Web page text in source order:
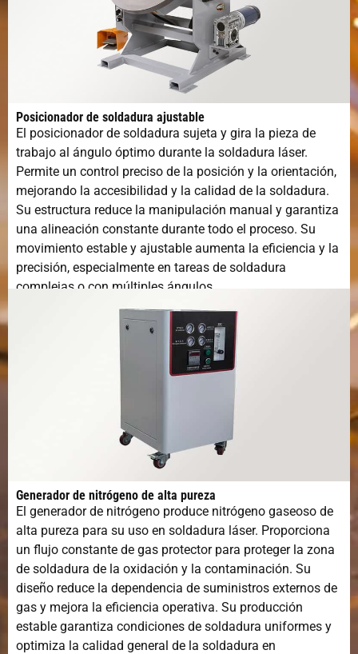
Posicionador de soldadura ajustable
El posicionador de soldadura sujeta y gira la pieza de
trabajo al ángulo óptimo durante la soldadura láser.
Permite un control preciso de la posición y la orientación,
mejorando la accesibilidad y la calidad de la soldadura.
Su estructura reduce la manipulación manual y garantiza
una alineación constante durante todo el proceso. Su
movimiento estable y ajustable aumenta la eficiencia y la
precisión, especialmente en tareas de soldadura
complejas o con múltiples ángulos.
Generador de nitrógeno de alta pureza
El generador de nitrógeno produce nitrógeno gaseoso de
alta pureza para su uso en soldadura láser. Proporciona
un flujo constante de gas protector para proteger la zona
de soldadura de la oxidación y la contaminación. Su
diseño reduce la dependencia de suministros externos de
gas y mejora la eficiencia operativa. Su producción
estable garantiza condiciones de soldadura uniformes y
optimiza la calidad general de la soldadura en